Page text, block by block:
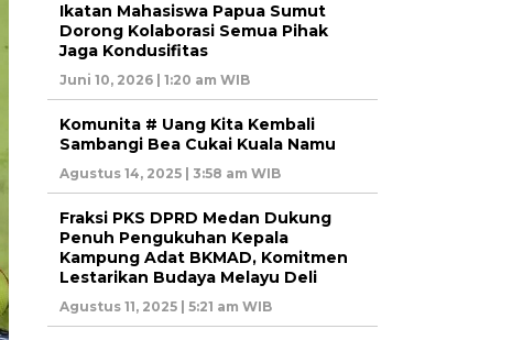
Ikatan Mahasiswa Papua Sumut
Dorong Kolaborasi Semua Pihak
Jaga Kondusifitas
Juni 10, 2026 | 1:20 am WIB
Komunita # Uang Kita Kembali
Sambangi Bea Cukai Kuala Namu
Agustus 14, 2025 | 3:58 am WIB
Fraksi PKS DPRD Medan Dukung
Penuh Pengukuhan Kepala
Kampung Adat BKMAD, Komitmen
Lestarikan Budaya Melayu Deli
Agustus 11, 2025 | 5:21 am WIB